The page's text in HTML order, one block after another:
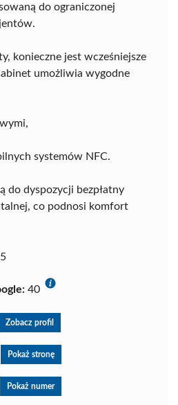
do ograniczonej
konieczne jest wcześniejsze
umożliwia wygodne
systemów NFC.
do dyspozycji bezpłatny
co podnosi komfort
5
40
Zobacz profil
Pokaż stronę
Pokaż numer